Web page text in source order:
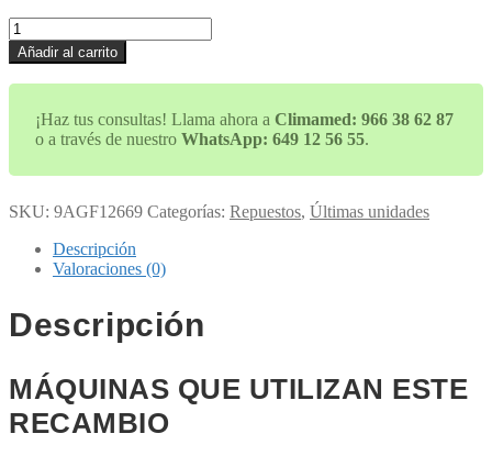
Motor
A
Ventilador
9AGF12669
Añadir al carrito
¡Haz tus consultas! Llama ahora a Climamed: 966 38 62 87
o a través de nuestro WhatsApp: 649 12 56 55.
SKU: 9AGF12669 Categorías: Repuestos, Últimas unidades
Descripción
Valoraciones (0)
Descripción
MÁQUINAS QUE UTILIZAN ESTE
RECAMBIO